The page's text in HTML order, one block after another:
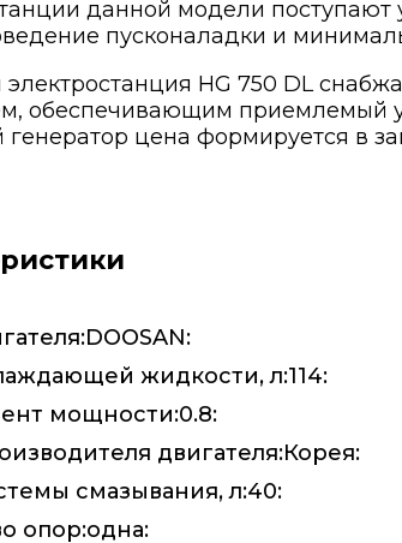
данной модели поступают
пусконаладки и
HG 750 DL
обеспечивающим приемлемый
цена формируется в
жидкости, л:114:
мощности:0.8:
двигателя:Корея:
смазывания, л:40:
опор:одна: